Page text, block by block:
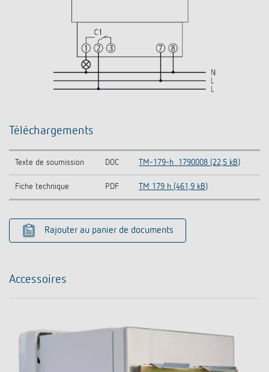
Téléchargements
Texte de soumission DOC TM-179-h_1790008 (22,5 kB)
Fiche technique PDF TM 179 h (461,9 kB)
Rajouter au panier de documents
Accessoires